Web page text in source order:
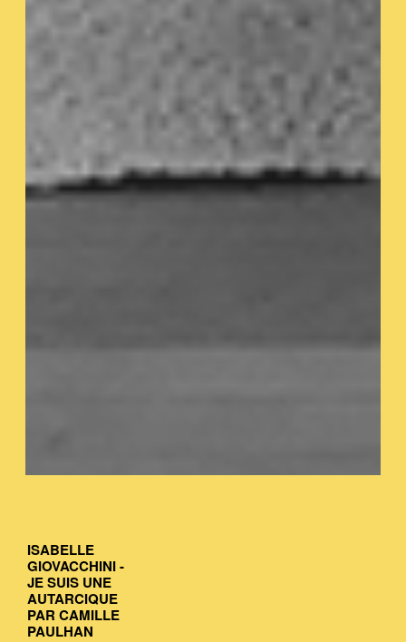
ISABELLE
GIOVACCHINI -
JE SUIS UNE
AUTARCIQUE
PAR CAMILLE
PAULHAN